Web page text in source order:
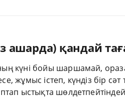
ашарда) қандай
күні бойы шаршамай,
жұмыс істеп, күндіз бір
ыстықта